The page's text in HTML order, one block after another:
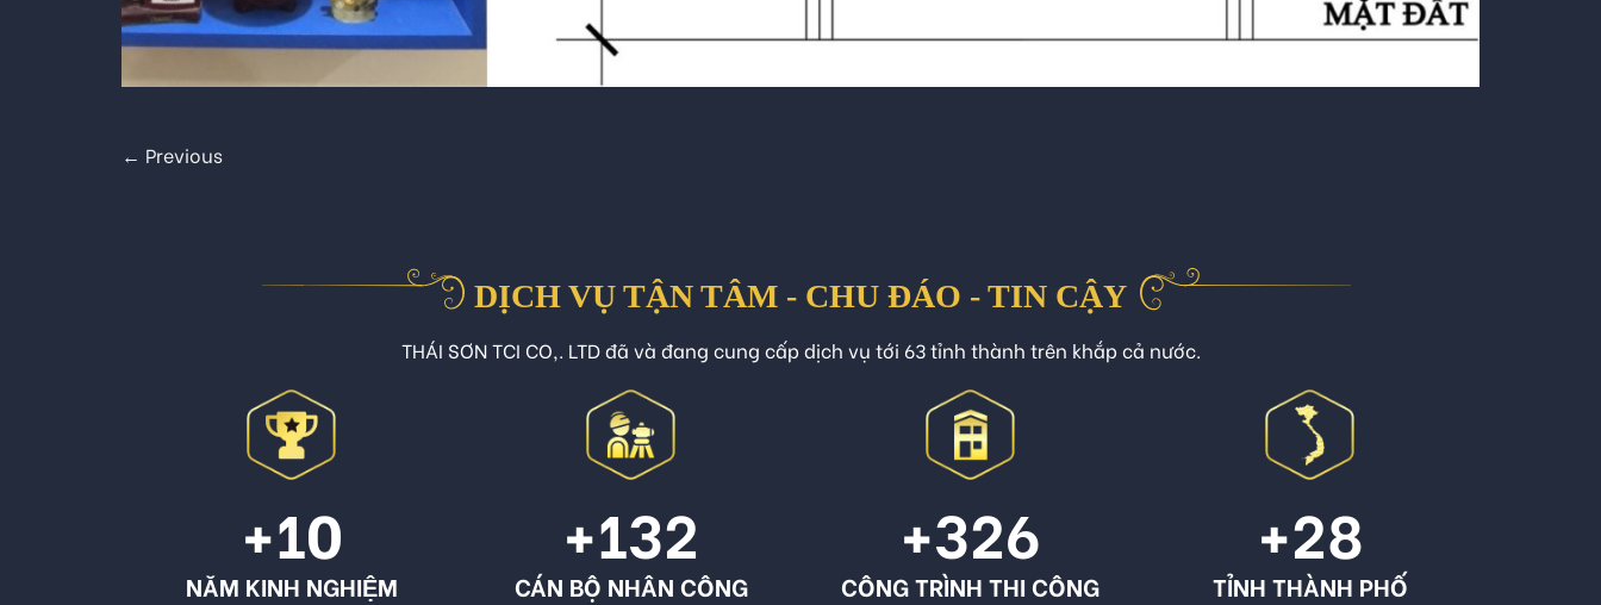
← Previous
DỊCH VỤ TẬN TÂM - CHU ĐÁO - TIN CẬY
THÁI SƠN TCI CO,. LTD đã và đang cung cấp dịch vụ tới 63 tỉnh thành trên khắp cả nước.
+10
NĂM KINH NGHIỆM
+132
CÁN BỘ NHÂN CÔNG
+326
CÔNG TRÌNH THI CÔNG
+28
TỈNH THÀNH PHỐ